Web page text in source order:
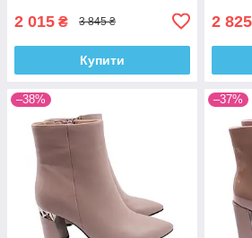
2 015 ₴ 3 845 ₴
Купити
2 825
–38% –37%